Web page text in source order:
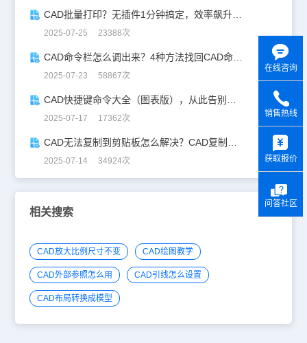
CAD批量打印？无插件1分钟搞定，效率飙升90%！
2025-07-25 23388次
CAD命令栏怎么调出来？4种方法找回CAD命令栏
2025-07-23 58867次
2025-07-17 17362次
2025-07-14 34924次
相关搜索
CAD放大比例尺寸不变 CAD绘图教学
CAD外部参照怎么用 CAD引线怎么设置
CAD布局转换成模型
在线咨询
销售热线
获取报价
问答社区